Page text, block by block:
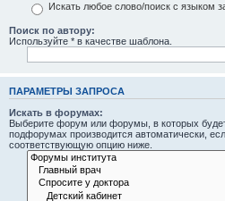
Искать любое слово/поиск с языком
Поиск по автору:
Используйте * в качестве шаблона.
ПАРАМЕТРЫ ЗАПРОСА
Искать в форумах:
Выберите форум или форумы, в которых
подфорумах производится автоматически,
соответствующую опцию ниже.